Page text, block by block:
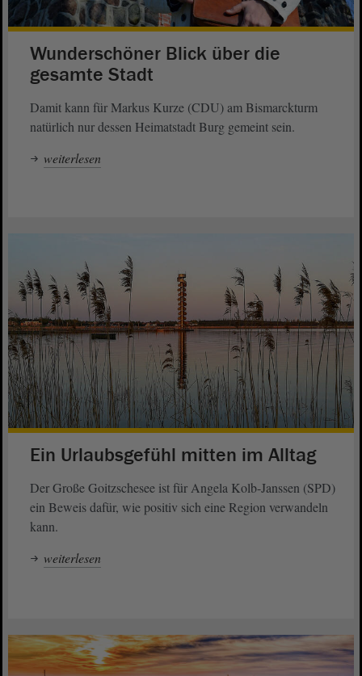
Wunderschöner Blick über die
gesamte Stadt
Damit kann für Markus Kurze (CDU) am Bismarckturm
natürlich nur dessen Heimatstadt Burg gemeint sein.
weiterlesen
Ein Urlaubsgefühl mitten im Alltag
Der Große Goitzschesee ist für Angela Kolb-Janssen (SPD)
ein Beweis dafür, wie positiv sich eine Region verwandeln
kann.
weiterlesen